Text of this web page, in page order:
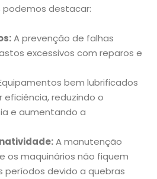
podemos destacar:
A prevenção de falhas
excessivos com reparos e
bem lubrificados
reduzindo o
e aumentando a
A manutenção
os maquinários não fiquem
períodos devido a quebras